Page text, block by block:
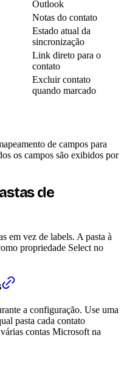
Outlook
Notas do contato
Estado atual da
sincronização
Link direto para o
contato
Excluir contato
quando marcado
de campos para
os campos são exibidos por
de
em vez de labels. A pasta à
propriedade Select no
a configuração. Use uma
pasta cada contato
contas Microsoft na